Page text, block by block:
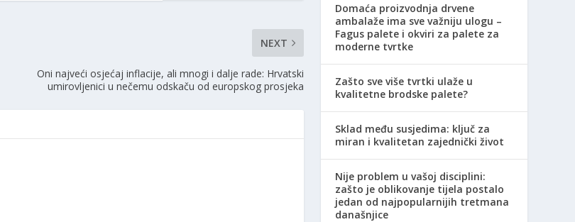
NEXT
Oni najveći osjećaj inflacije, ali mnogi i dalje rade: Hrvatski
umirovljenici u nečemu odskaču od europskog prosjeka
Domaća proizvodnja drvene
ambalaže ima sve važniju ulogu –
Fagus palete i okviri za palete za
moderne tvrtke
Zašto sve više tvrtki ulaže u
kvalitetne brodske palete?
Sklad među susjedima: ključ za
miran i kvalitetan zajednički život
Nije problem u vašoj disciplini:
zašto je oblikovanje tijela postalo
jedan od najpopularnijih tretmana
današnjice